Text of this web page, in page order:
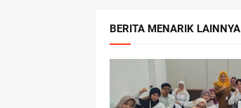
BERITA MENARIK LAINNYA